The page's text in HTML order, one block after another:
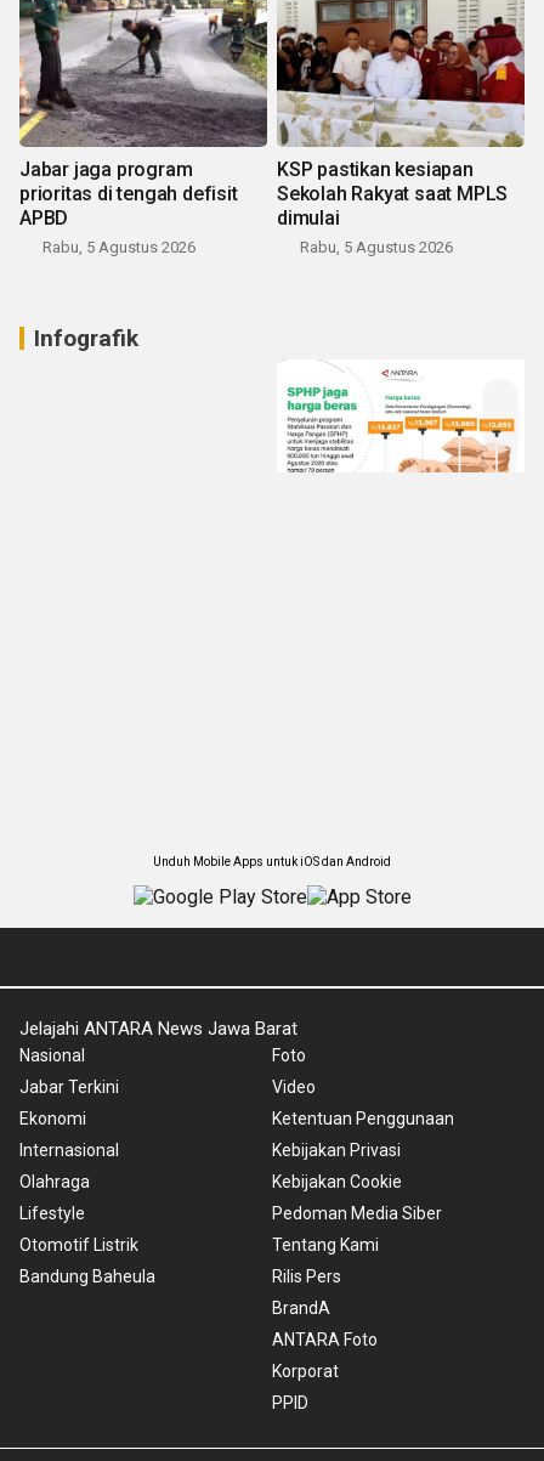
Jabar jaga program
prioritas di tengah defisit
APBD
Rabu, 5 Agustus 2026
KSP pastikan kesiapan
Sekolah Rakyat saat MPLS
dimulai
Rabu, 5 Agustus 2026
Infografik
Unduh Mobile Apps untuk iOS dan Android
Jelajahi ANTARA News Jawa Barat
Nasional
Jabar Terkini
Ekonomi
Internasional
Olahraga
Lifestyle
Otomotif Listrik
Bandung Baheula
Foto
Video
Ketentuan Penggunaan
Kebijakan Privasi
Kebijakan Cookie
Pedoman Media Siber
Tentang Kami
Rilis Pers
BrandA
ANTARA Foto
Korporat
PPID